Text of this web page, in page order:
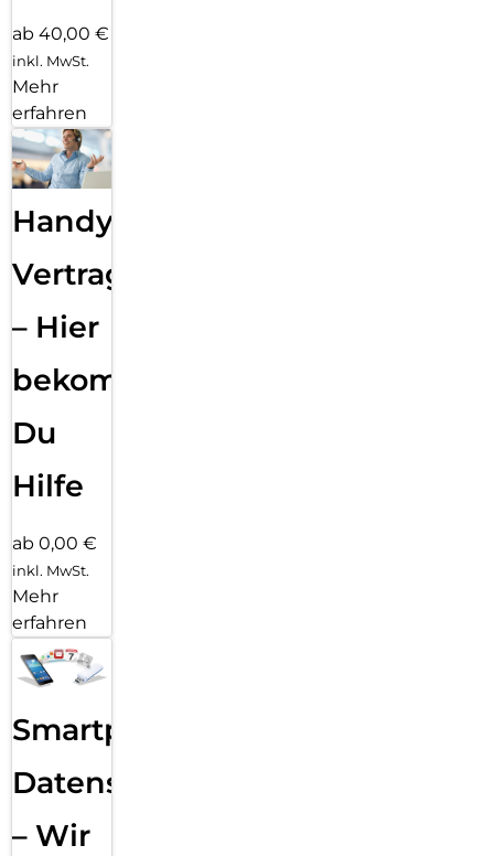
ab 40,00 €
inkl. MwSt.
Mehr
erfahren
Handy
Vertragsabwicklung
– Hier
bekommst
Du
Hilfe
ab 0,00 €
inkl. MwSt.
Mehr
erfahren
Smartphone
Datensicherung
– Wir